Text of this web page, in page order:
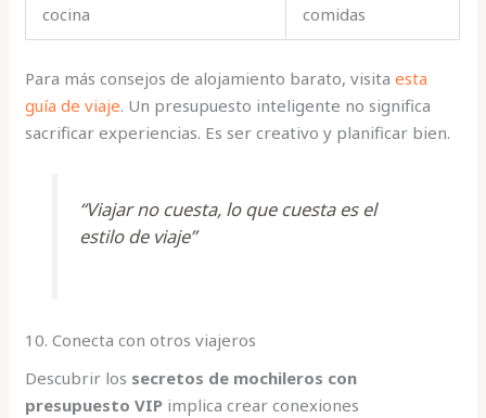
cocina
comidas
Para más consejos de alojamiento barato, visitaesta
guía de viaje. Un presupuesto inteligente no significa
sacrificar experiencias. Es ser creativo y planificar bien.
“Viajar no cuesta, lo que cuesta es el
estilo de viaje”
10. Conecta con otros viajeros
Descubrir los secretos de mochileros con
presupuesto VIP implica crear conexiones